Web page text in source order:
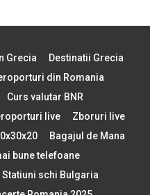
Grecia
Destinatii Grecia
din Romania
Curs valutar BNR
live
Zboruri live
Bagajul de Mana
bune telefoane
Statiuni schi Bulgaria